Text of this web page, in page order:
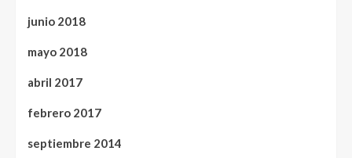
junio 2018
mayo 2018
abril 2017
febrero 2017
septiembre 2014